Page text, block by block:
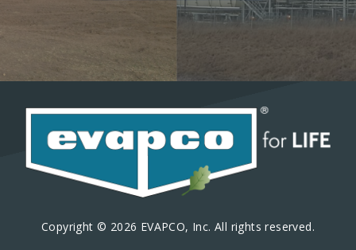
Copyright © 2026 EVAPCO, Inc. All rights reserved.